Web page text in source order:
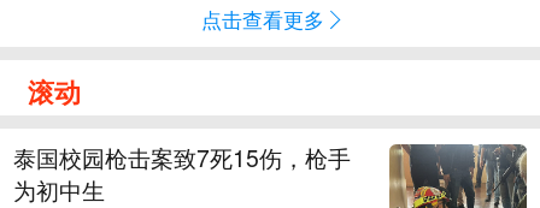
点击查看更多
滚动
泰国校园枪击案致7死15伤，枪手
为初中生